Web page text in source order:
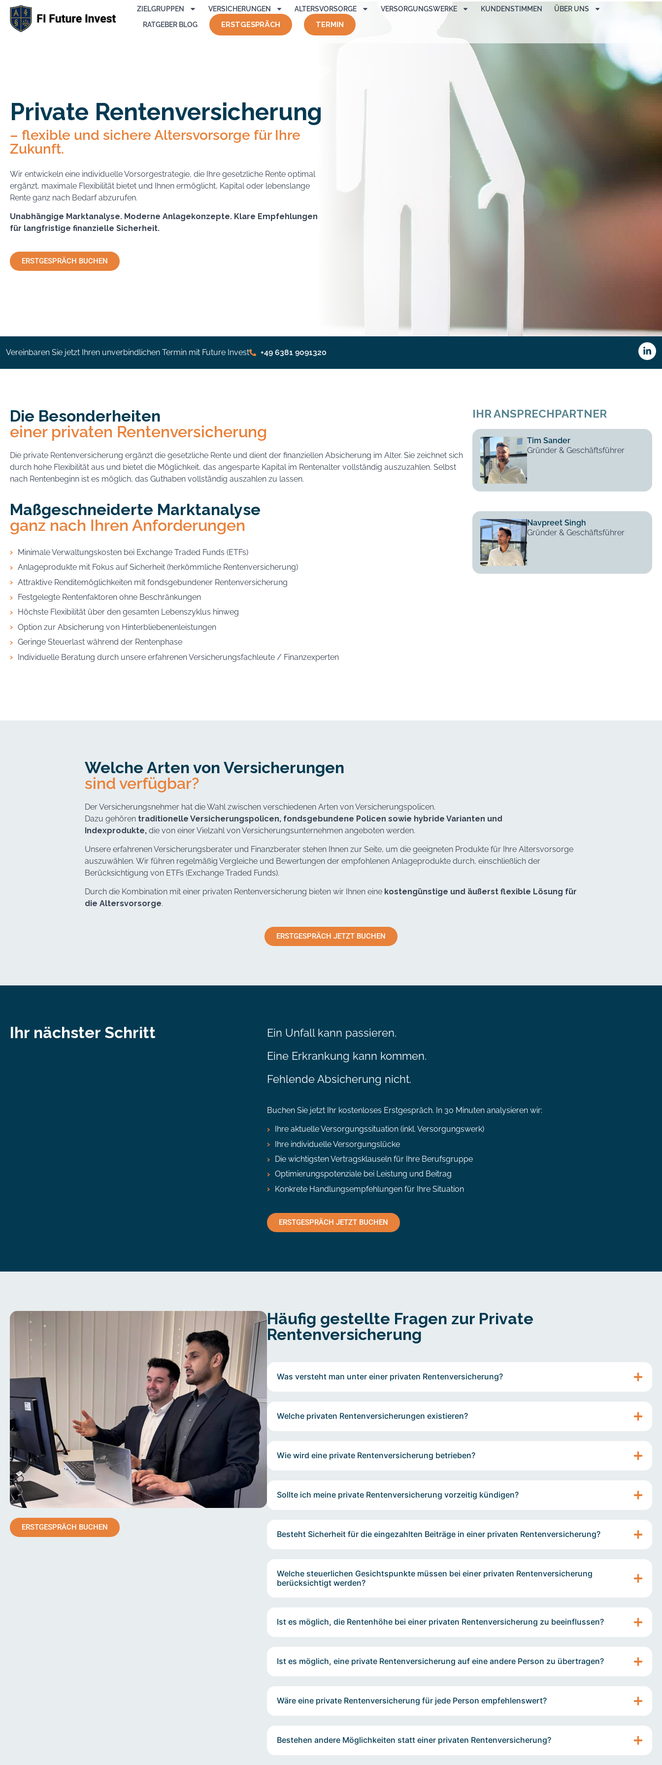
ZIELGRUPPEN VERSICHERUNGEN ALTERSVORSORGE VERSORGUNGSWERKE KUNDENSTIMMEN
ÜBER UNS
RATGEBER BLOG
ERSTGESPRÄCH TERMIN
Private Rentenversicherung
– flexible und sichere Altersvorsorge für Ihre
Zukunft.
Wir entwickeln eine individuelle Vorsorgestrategie, die Ihre gesetzliche Rente optimal
ergänzt, maximale Flexibilität bietet und Ihnen ermöglicht, Kapital oder lebenslange
Rente ganz nach Bedarf abzurufen.
Unabhängige Marktanalyse. Moderne Anlagekonzepte. Klare Empfehlungen
für langfristige finanzielle Sicherheit.
ERSTGESPRÄCH BUCHEN
Vereinbaren Sie jetzt Ihren unverbindlichen Termin mit Future Invest +49 6381 9091320
Die Besonderheiten
einer privaten Rentenversicherung
Die private Rentenversicherung ergänzt die gesetzliche Rente und dient der finanziellen Absicherung im Alter. Sie zeichnet sich
durch hohe Flexibilität aus und bietet die Möglichkeit, das angesparte Kapital im Rentenalter vollständig auszuzahlen. Selbst
nach Rentenbeginn ist es möglich, das Guthaben vollständig auszahlen zu lassen.
Maßgeschneiderte Marktanalyse
ganz nach Ihren Anforderungen
Minimale Verwaltungskosten bei Exchange Traded Funds (ETFs)
Anlageprodukte mit Fokus auf Sicherheit (herkömmliche Rentenversicherung)
Attraktive Renditemöglichkeiten mit fondsgebundener Rentenversicherung
Festgelegte Rentenfaktoren ohne Beschränkungen
Höchste Flexibilität über den gesamten Lebenszyklus hinweg
Option zur Absicherung von Hinterbliebenenleistungen
Geringe Steuerlast während der Rentenphase
Individuelle Beratung durch unsere erfahrenen Versicherungsfachleute / Finanzexperten
IHR ANSPRECHPARTNER
Tim Sander
Gründer & Geschäftsführer
Navpreet Singh
Gründer & Geschäftsführer
Welche Arten von Versicherungen
sind verfügbar?
Der Versicherungsnehmer hat die Wahl zwischen verschiedenen Arten von Versicherungspolicen.
Dazu gehören traditionelle Versicherungspolicen, fondsgebundene Policen sowie hybride Varianten und
Indexprodukte, die von einer Vielzahl von Versicherungsunternehmen angeboten werden.
Unsere erfahrenen Versicherungsberater und Finanzberater stehen Ihnen zur Seite, um die geeigneten Produkte für Ihre Altersvorsorge
auszuwählen. Wir führen regelmäßig Vergleiche und Bewertungen der empfohlenen Anlageprodukte durch, einschließlich der
Berücksichtigung von ETFs (Exchange Traded Funds).
Durch die Kombination mit einer privaten Rentenversicherung bieten wir Ihnen eine kostengünstige und äußerst flexible Lösung für
die Altersvorsorge.
ERSTGESPRÄCH JETZT BUCHEN
Ihr nächster Schritt
Ein Unfall kann passieren.
Eine Erkrankung kann kommen.
Fehlende Absicherung nicht.
Buchen Sie jetzt Ihr kostenloses Erstgespräch. In 30 Minuten analysieren wir:
Ihre aktuelle Versorgungssituation (inkl. Versorgungswerk)
Ihre individuelle Versorgungslücke
Die wichtigsten Vertragsklauseln für Ihre Berufsgruppe
Optimierungspotenziale bei Leistung und Beitrag
Konkrete Handlungsempfehlungen für Ihre Situation
ERSTGESPRÄCH JETZT BUCHEN
ERSTGESPRÄCH BUCHEN
Häufig gestellte Fragen zur Private
Rentenversicherung
Was versteht man unter einer privaten Rentenversicherung?
Welche privaten Rentenversicherungen existieren?
Wie wird eine private Rentenversicherung betrieben?
Sollte ich meine private Rentenversicherung vorzeitig kündigen?
Besteht Sicherheit für die eingezahlten Beiträge in einer privaten Rentenversicherung?
Welche steuerlichen Gesichtspunkte müssen bei einer privaten Rentenversicherung
berücksichtigt werden?
Ist es möglich, die Rentenhöhe bei einer privaten Rentenversicherung zu beeinflussen?
​Ist es möglich, eine private Rentenversicherung auf eine andere Person zu übertragen?
Wäre eine private Rentenversicherung für jede Person empfehlenswert?
Bestehen andere Möglichkeiten statt einer privaten Rentenversicherung?